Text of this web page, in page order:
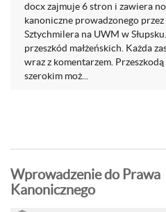
docx zajmuje 6 stron i zawiera
kanoniczne prowadzonego
Sztychmilera na UWM w
przeszkód małżeńskich. Każda
wraz z komentarzem. Przeszkodą
szerokim moż...
Wprowadzenie do Prawa
Kanonicznego